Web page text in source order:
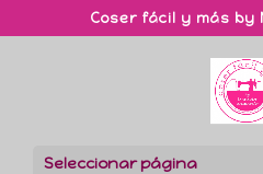
Coser fácil y más by
Seleccionar página